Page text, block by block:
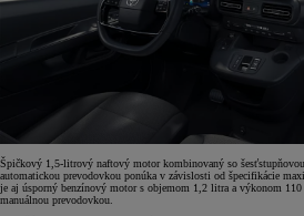
Špičkový 1,5-litrový naftový motor kombinovaný so
automatickou prevodovkou ponúka v závislosti od špecifikácie
je aj úsporný benzínový motor s objemom 1,2 litra a výkonom
manuálnou prevodovkou.